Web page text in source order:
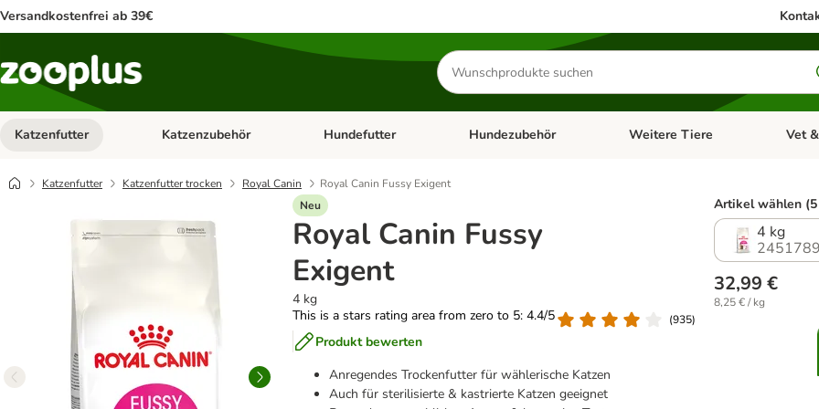
Versandkostenfrei ab 39€
Produkte
suchen
Katzenfutter Kategorie-Menü öffnen: Katzenfutter
Katzenzubehör Kategorie-Menü öffnen: Katzenzubehör
Hundefutter Kategorie-Menü öffnen: Hundefutter
Hundezubehör Kategorie-Menü öffnen:
Weitere Tiere Vet
Katzenfutter Katzenfutter trocken Royal Canin
Royal Canin Fussy Exigent
Neu
Royal Canin Fussy
Exigent
4 kg
This is a stars rating area from zero to 5: 4.4/5
(935)
Produkt bewerten
Anregendes Trockenfutter für wählerische Katzen
Auch für sterilisierte & kastrierte Katzen geeignet
Artikel wählen
4 kg
32,99 €
8,25 € / kg